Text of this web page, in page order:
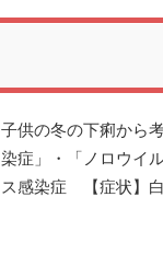
子供の冬の下痢から
染症」・「ノロウイ
ス感染症 【症状】白